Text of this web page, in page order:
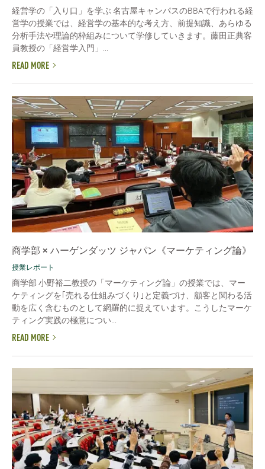
経営学の「入り口」を学ぶ 名古屋キャンパスのBBAで行われる経
営学の授業では、経営学の基本的な考え方、前提知識、あらゆる
分析手法や理論的枠組みについて学修していきます。藤田正典客
員教授の「経営学入門」...
READ MORE
商学部 × ハーゲンダッツ ジャパン《マーケティング論》
授業レポート
商学部 小野裕二教授の「マーケティング論」の授業では、マー
ケティングを｢売れる仕組みづくり｣と定義づけ、顧客と関わる活
動を広く含むものとして網羅的に捉えています。こうしたマーケ
ティング実践の極意につい...
READ MORE